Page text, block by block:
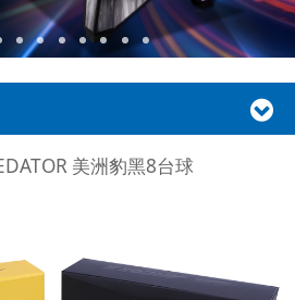
美洲豹黑8
美洲豹黑8台球